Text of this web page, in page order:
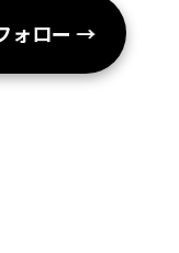
ォロー →